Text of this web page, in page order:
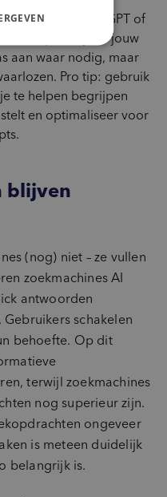
door ChatGPT of
en kijk of jouw
aan waar nodig, maar
Pro tip: gebruik
te helpen begrijpen
en optimaliseer voor
blijven
(nog) niet – ze vullen
zoekmachines AI
antwoorden
Gebruikers schakelen
behoefte. Op dit
terwijl zoekmachines
nog superieur zijn.
ongeveer
is meteen duidelijk
belangrijk is.